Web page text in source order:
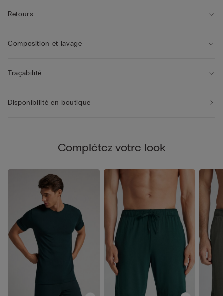
Retours
Composition et lavage
Traçabilité
Disponibilité en boutique
Complétez votre look